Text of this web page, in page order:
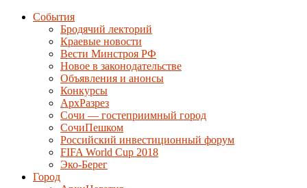
События
Бродячий лекторий
Краевые новости
Вести Минстроя РФ
Новое в законодательстве
Объявления и анонсы
Конкурсы
АрхРазрез
Сочи — гостеприимный город
СочиПешком
Российский инвестиционный форум
FIFA World Cup 2018
Эко-Берег
Город